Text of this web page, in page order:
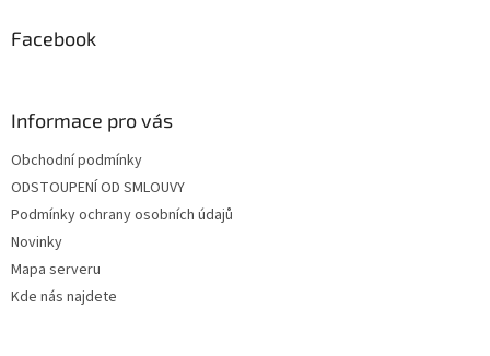
Facebook
Informace pro vás
Obchodní podmínky
ODSTOUPENÍ OD SMLOUVY
Podmínky ochrany osobních údajů
Novinky
Mapa serveru
Kde nás najdete